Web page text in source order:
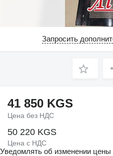
Запросить
41 850 KGS
Цена без НДС
50 220 KGS
Цена с НДС
Уведомлять об изменении цены